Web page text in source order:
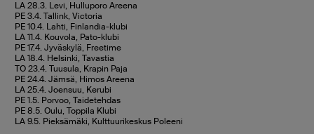
LA 28.3. Levi, Hulluporo Areena
PE 3.4. Tallink, Victoria
PE 10.4. Lahti, Finlandia-klubi
LA 11.4. Kouvola, Pato-klubi
PE 17.4. Jyväskylä, Freetime
LA 18.4. Helsinki, Tavastia
TO 23.4. Tuusula, Krapin Paja
PE 24.4. Jämsä, Himos Areena
LA 25.4. Joensuu, Kerubi
PE 1.5. Porvoo, Taidetehdas
PE 8.5. Oulu, Toppila Klubi
LA 9.5. Pieksämäki, Kulttuurikeskus Poleeni